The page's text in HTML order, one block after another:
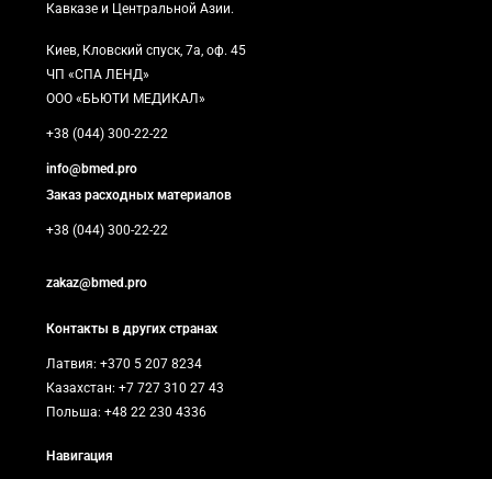
Кавказе и Центральной Азии.
Киев, Кловский спуск, 7а, оф. 45
ЧП «СПА ЛЕНД»
ООО «БЬЮТИ МЕДИКАЛ»
+38 (044) 300-22-22
info@bmed.pro
Заказ расходных материалов
+38 (044) 300-22-22
zakaz@bmed.pro
Контакты в других странах
Латвия: +370 5 207 8234
Казахстан: +7 727 310 27 43
Польша: +48 22 230 4336
Навигация